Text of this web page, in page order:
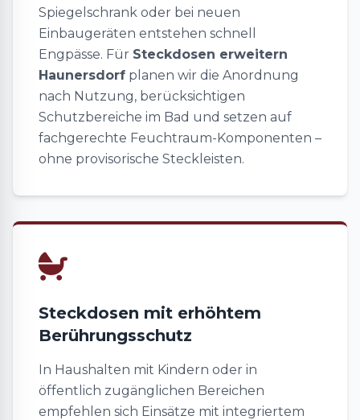
Spiegelschrank oder bei neuen
Einbaugeräten entstehen schnell
Engpässe. Für Steckdosen erweitern
Haunersdorf planen wir die Anordnung
nach Nutzung, berücksichtigen
Schutzbereiche im Bad und setzen auf
fachgerechte Feuchtraum-Komponenten –
ohne provisorische Steckleisten.
Steckdosen mit erhöhtem
Berührungsschutz
In Haushalten mit Kindern oder in
öffentlich zugänglichen Bereichen
empfehlen sich Einsätze mit integriertem